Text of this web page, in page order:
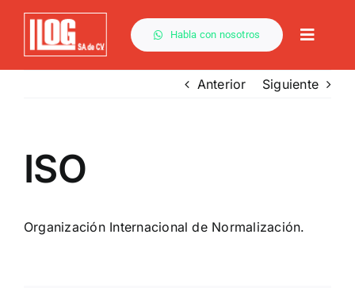
Saltar
contenido
Habla con nosotros
Toggle
Anterior Siguiente
ISO
Organización Internacional de Normalización.